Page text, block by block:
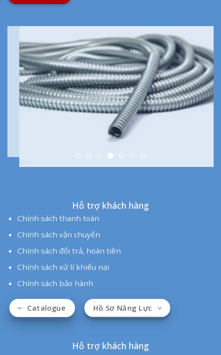
Hỗ trợ khách hàng
Chính sách thanh toán
Chính sách vận chuyển
Chính sách đổi trả, hoàn tiền
Chính sách bảo hành